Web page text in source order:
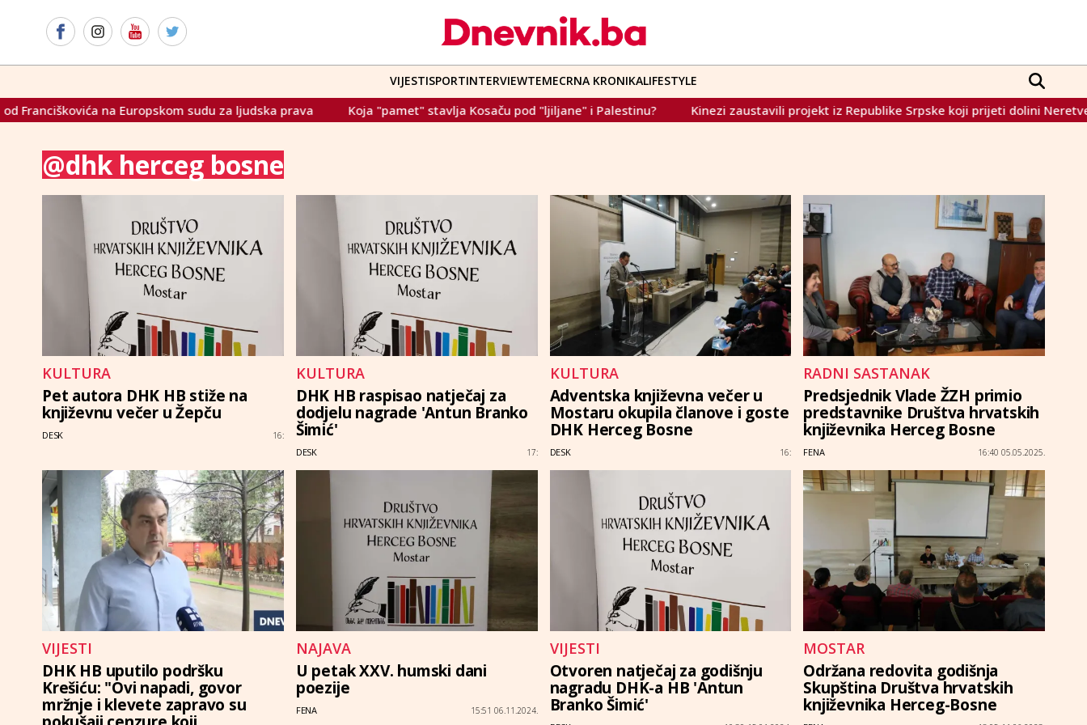
VIJESTISPORTINTERVIEWTEMECRNA KRONIKALIFESTYLE
na Europskom sudu za ljudska prava Koja "pamet" stavlja Kosaču pod "ljiljane" i Palestinu? Kinezi zaustavili projekt iz Republike Srpske koji prijeti dolini Neretve
@dhk herceg bosne
KULTURA
Pet autora DHK HB stiže na
književnu večer u Žepču
DESK 16:
KULTURA
DHK HB raspisao natječaj za
dodjelu nagrade 'Antun Branko
Šimić'
DESK 17:
KULTURA
Adventska književna večer u
Mostaru okupila članove i goste
DHK Herceg Bosne
DESK 16:
RADNI SASTANAK
Predsjednik Vlade ŽZH primio
predstavnike Društva hrvatskih
književnika Herceg Bosne
FENA 16:40 05.05.2025.
VIJESTI
DHK HB uputilo podršku
Krešiću: "Ovi napadi, govor
mržnje i klevete zapravo su
NAJAVA
U petak XXV. humski dani
poezije
FENA 15:51 06.11.2024.
VIJESTI
Otvoren natječaj za godišnju
nagradu DHK-a HB 'Antun
Branko Šimić'
MOSTAR
Održana redovita godišnja
Skupština Društva hrvatskih
književnika Herceg-Bosne